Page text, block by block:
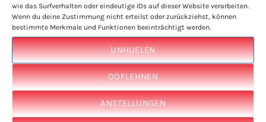
wie das Surfverhalten oder eindeutige IDs auf dieser Website verarbeiten.
Wenn du deine Zustimmung nicht erteilst oder zurückziehst, können
bestimmte Merkmale und Funktionen beeinträchtigt werden.
UNHUELEN
OOFLEHNEN
ANSTELLUNGEN
AUS ONSEM ARCHIV (ZOUFALL)
Hey Du Talk – Interview
mam Marisa Donato &
Salvatore de Nardo